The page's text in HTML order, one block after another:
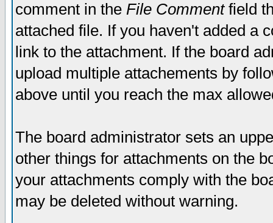
comment in the File Commentfield
attached file. If you haven't added a
link to the attachment. If the board
upload multiple attachements by
above until you reach the max
The board administrator sets an
other things for attachments on the
your attachments comply with the
may be deleted without warning.